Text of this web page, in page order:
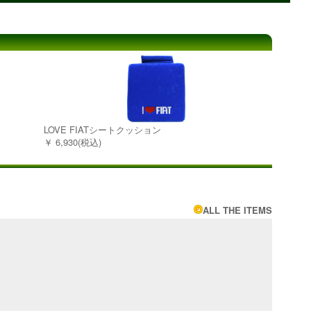
LOVE FIATシートクッション
￥ 6,930(税込)
ALL THE ITEMS